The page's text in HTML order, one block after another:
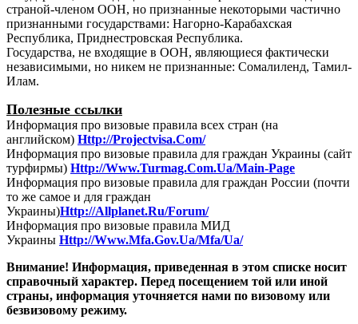
страной-членом ООН, но признанные некоторыми частично
признанными государствами: Нагорно-Карабахская
Республика, Приднестровская Республика.
Государства, не входящие в ООН, являющиеся фактически
независимыми, но никем не признанные: Сомалиленд, Тамил-
Илам.
Полезные ссылки
Информация про визовые правила всех стран (на
английском) Http://Projectvisa.Com/
Информация про визовые правила для граждан Украины (сайт
турфирмы) Http://Www.Turmag.Com.Ua/Main-Page
Информация про визовые правила для граждан России (почти
то же самое и для граждан
Украины)Http://Allplanet.Ru/Forum/
Информация про визовые правила МИД
Украины Http://Www.Mfa.Gov.Ua/Mfa/Ua/
Внимание! Информация, приведенная в этом списке носит
справочный характер. Перед посещением той или иной
страны, информация уточняется нами по визовому или
безвизовому режиму.